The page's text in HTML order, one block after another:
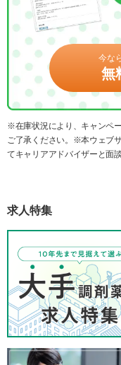
今な
無
※在庫状況により、キャンペ
ご了承ください。※本ウェブ
てキャリアアドバイザーと面
求人特集